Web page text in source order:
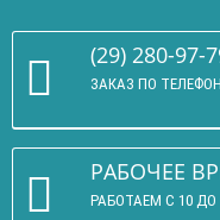
(29) 280-97-
ЗАКАЗ ПО
РАБОЧЕЕ
РАБОТАЕМ С 10 ДО